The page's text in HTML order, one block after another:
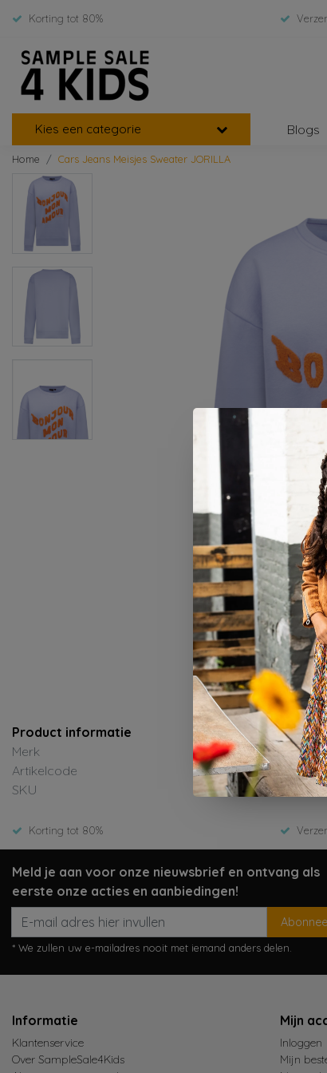
Korting tot 80%
Kies een categorie Blogs
Home Cars Jeans Meisjes Sweater JORILLA
Product informatie
Merk
Artikelcode
SKU
Korting tot 80%
Meld je aan voor onze nieuwsbrief en ontvang als
eerste onze acties en aanbiedingen!
* We zullen uw e-mailadres nooit met iemand anders delen.
Informatie
Klantenservice
Over SampleSale4Kids
Mijn
Inloggen
Mijn